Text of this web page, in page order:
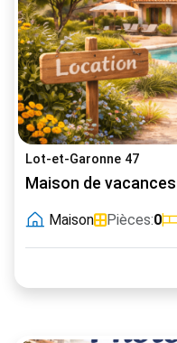
Lot-et-Garonne 47
Maison de
Maison Pièces:0